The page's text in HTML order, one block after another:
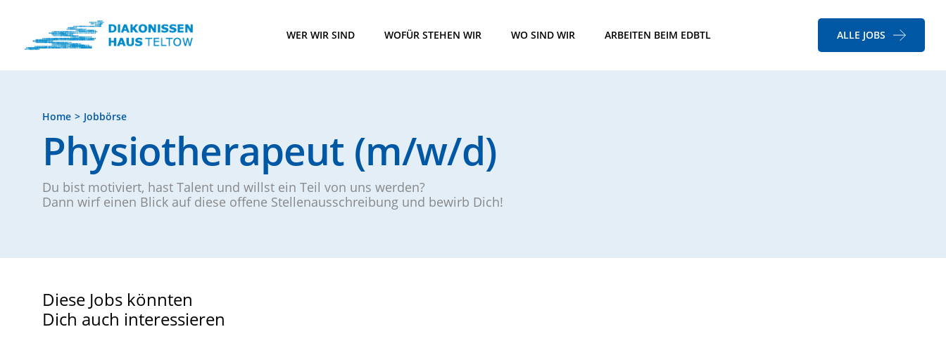
WER WIR SIND WOFÜR STEHEN WIR WO SIND WIR ARBEITEN BEIM EDBTL ALLE JOBS
Home Jobbörse
Physiotherapeut (m/w/d)
Du bist motiviert, hast Talent und willst ein Teil von uns werden?
Dann wirf einen Blick auf diese offene Stellenausschreibung und bewirb Dich!
Diese Jobs könnten
Dich auch interessieren